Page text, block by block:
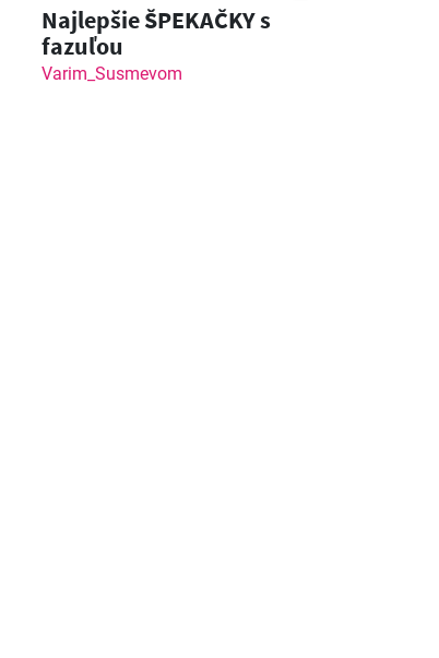
Najlepšie ŠPEKAČKY s
fazuľou
Varim_Susmevom